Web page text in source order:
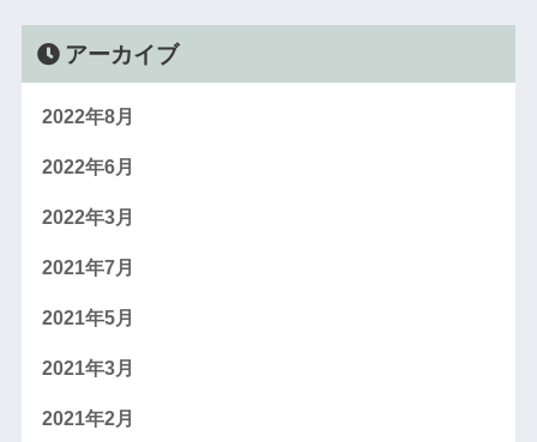
アーカイブ
2022年8月
2022年6月
2022年3月
2021年7月
2021年5月
2021年3月
2021年2月